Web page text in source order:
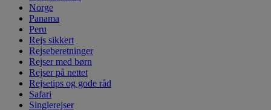
Norge
Panama
Peru
Rejs sikkert
Rejseberetninger
Rejser med børn
Rejser på nettet
Rejsetips og gode råd
Safari
Singlerejser